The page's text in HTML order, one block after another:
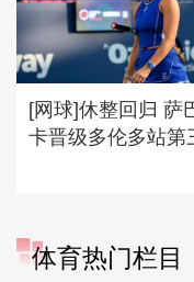
[网球]休整回归 萨
卡晋级多伦多站第
体育热门栏目